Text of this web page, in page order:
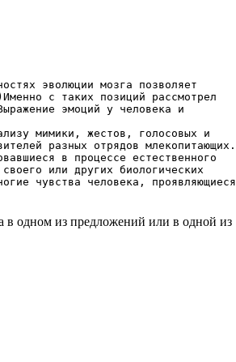
эволюции мозга позволяет
с таких позиций рассмотрел
эмоций у человека и
мимики, жестов, голосовых и
разных отрядов млекопитающих.
в процессе естественного
или других биологических
чувства человека, проявляющиеся
в одном из предложений или в одной из